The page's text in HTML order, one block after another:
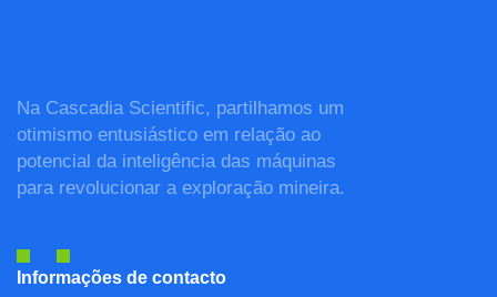
Na Cascadia Scientific, partilhamos um
otimismo entusiástico em relação ao
potencial da inteligência das máquinas
para revolucionar a exploração mineira.
Informações de contacto